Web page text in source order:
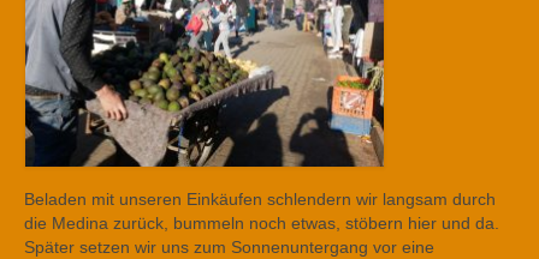
Beladen mit unseren Einkäufen schlendern wir langsam durch
die Medina zurück, bummeln noch etwas, stöbern hier und da.
Später setzen wir uns zum Sonnenuntergang vor eine